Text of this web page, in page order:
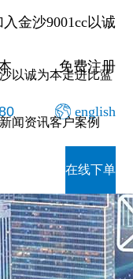
入金沙9001cc以诚
免费注册
english
以诚为本走进比蓝
新闻资讯客户案例
在线下单